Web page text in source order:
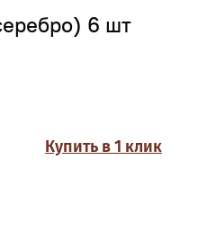
6 шт
Купить в 1 клик